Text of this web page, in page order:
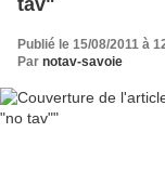
tav"
Publié le 15/08/2011 à
Par notav-savoie